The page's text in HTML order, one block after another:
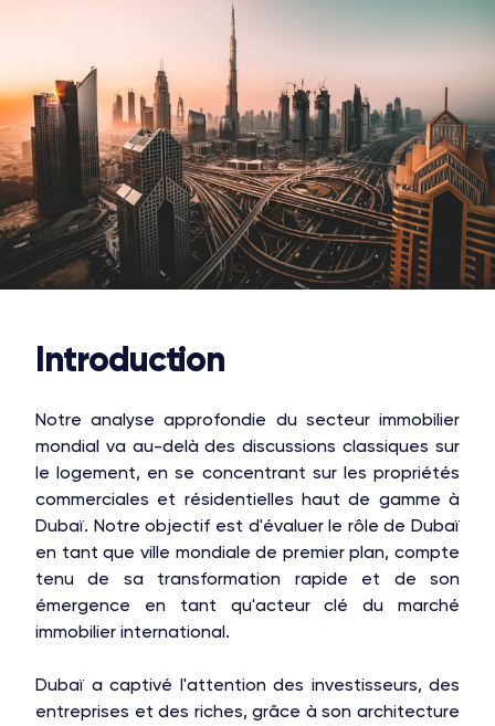
Introduction
Notre analyse approfondie du secteur immobilier
mondial va au-delà des discussions classiques sur
le logement, en se concentrant sur les propriétés
commerciales et résidentielles haut de gamme à
Dubaï. Notre objectif est d'évaluer le rôle de Dubaï
en tant que ville mondiale de premier plan, compte
tenu de sa transformation rapide et de son
émergence en tant qu'acteur clé du marché
immobilier international.
Dubaï a captivé l'attention des investisseurs, des
entreprises et des riches, grâce à son architecture